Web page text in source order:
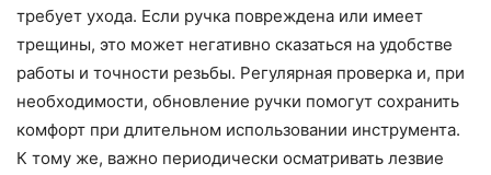
требует ухода. Если ручка повреждена или имеет
трещины, это может негативно сказаться на удобстве
работы и точности резьбы. Регулярная проверка и, при
необходимости, обновление ручки помогут сохранить
комфорт при длительном использовании инструмента.
К тому же, важно периодически осматривать лезвие